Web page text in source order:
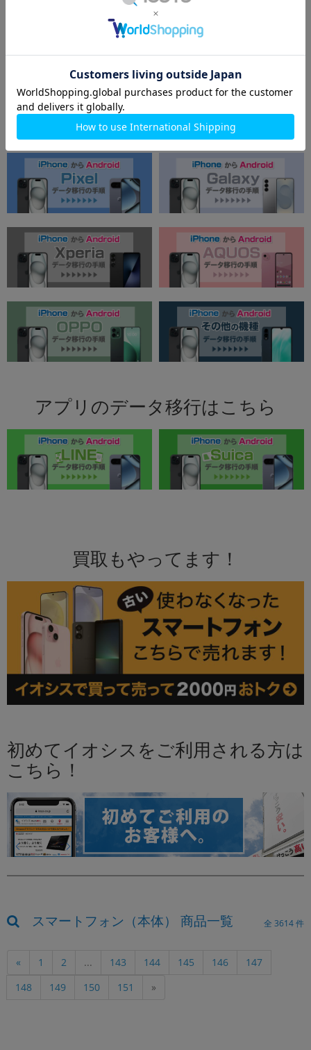
iPhoneからAndroidに機種変更する
アプリのデータ移行はこちら
買取もやってます！
初めてイオシスをご利用される方は
こちら！
スマートフォン（本体） 商品一覧 全 3614件
« 1 2 ... 143 144 145 146
147
148
149 150 151 »